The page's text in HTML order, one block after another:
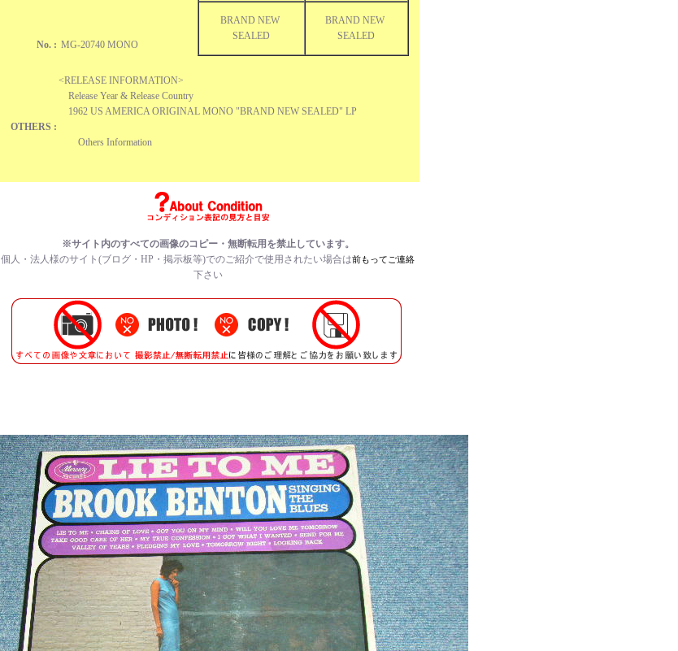
BRAND NEW
SEALED
BRAND NEW
SEALED
No. : MG-20740 MONO
OTHERS :
<RELEASE INFORMATION>
Release Year & Release Country
1962 US AMERICA ORIGINAL MONO "BRAND NEW SEALED" LP
Others Information
※サイト内のすべての画像のコピー・無断転用を禁止しています。
個人・法人様のサイト(ブログ・HP・掲示板等)でのご紹介で使用されたい場合は前もってご連絡
下さい